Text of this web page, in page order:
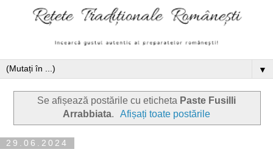
▼
Se afișează postările cu eticheta Paste Fusilli
Arrabbiata. Afișați toate postările
29.06.2024